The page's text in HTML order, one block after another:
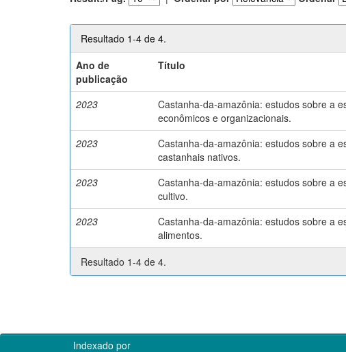
Resultado 1-4 de 4.
Ano de
publicação
Título
2023
Castanha-da-amazônia: estudos sobre a
econômicos e organizacionais.
2023
Castanha-da-amazônia: estudos sobre a
castanhais nativos.
2023
Castanha-da-amazônia: estudos sobre a
cultivo.
2023
Castanha-da-amazônia: estudos sobre a
alimentos.
Resultado 1-4 de 4.
Indexado por